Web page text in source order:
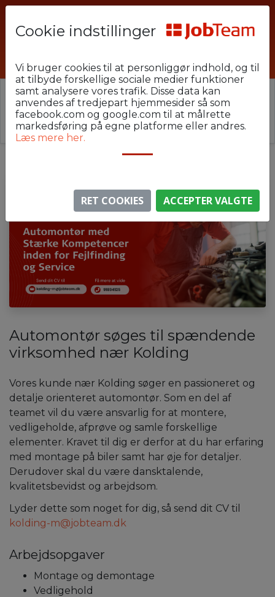
⚠️ Denne jobannonce er udløbet.
Stillingen er ikke længere aktiv, men du kan
lignende annoncer her.
Automontør søges til spændende
virksomhed nær Kolding
Vores kunde nær Kolding søger en passioneret og
detalje orienteret automontør. Som en del af
teamet vil du være ansvarlig for at montere,
vedligeholde, afprøve og samle forskellige
elementer. Kravet til dig er derfor at du har erfaring
med montage på biler samt har øje for detaljer.
Derudover skal du være dansktalende,
kvalitetsbevidst og arbejdsom.
Lyder dette som noget for dig, så send dit CV til
kolding-m@jobteam.dk
Arbejdsopgaver
Montage og demontage
Vedligehold
Cookie indstillinger
Vi bruger cookies til at personliggør indhold, og til
at tilbyde forskellige sociale medier funktioner
samt analysere vores trafik. Disse data kan
anvendes af tredjepart hjemmesider så som
facebook.com og google.com til at målrette
markedsføring på egne platforme eller andres.
Læs mere her.
RET COOKIES ACCEPTER VALGTE